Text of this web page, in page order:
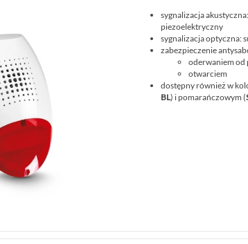
sygnalizacja
piezoelektryczny
sygnalizacja optyczna:
zabezpieczenie
oderwaniem od
otwarciem
dostępny również w
BL) i pomarańczowym (